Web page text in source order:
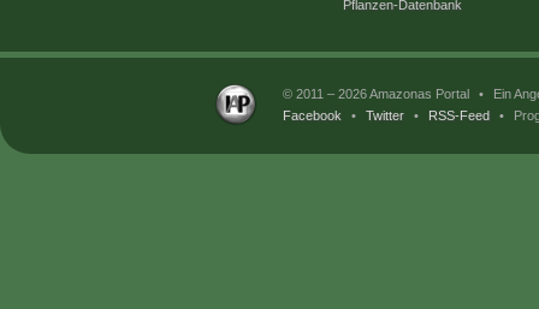
Pflanzen-Datenbank
© 2011 – 2026 Amazonas Portal •
Ein
Facebook
• Twitter • RSS-Feed •